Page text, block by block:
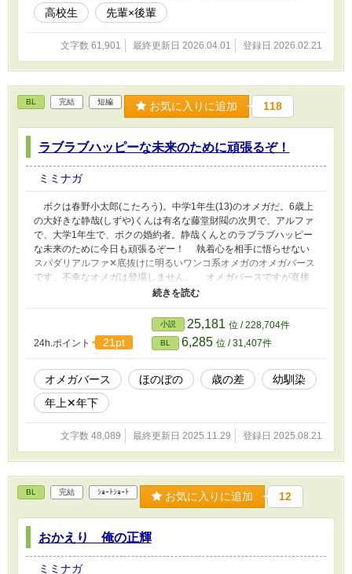
高校生
先輩×後輩
文字数 61,901 最終更新日 2026.04.01 登録日 2026.02.21
BL 完結 短編 お気に入りに追加 118
ラブラブハッピーな未来のために頑張るぞ！
ミミナガ
ボクは春野小太郎(こたろう)。中学1年生(13)のオメガだ。6歳上
の大好きな静哉(しずや)くんは有名な藤堂財閥の次男で、アルファ
で、大学1年生で、ボクの婚約者。静哉くんとのラブラブハッピー
な未来のために今日も頑張るぞー！ 執着心を相手に悟らせない
スパダリアルファ✕底抜けに明るいワンコ系オメガのオメガバース
です。不幸なオメガは登場しません。 オメガバースですが直接
的なエロはありません。間接的な表現、もしくは下ネタ程度になり
ます。
24h.ポイント 21pt
小説 25,181 位 / 228,704件
BL 6,285 位 / 31,407件
オメガバース ほのぼの 歳の差
幼馴染
年上✕年下
文字数 48,089 最終更新日 2025.11.29 登録日 2025.08.21
BL 完結 ｼｮｰﾄｼｮｰﾄ お気に入りに追加 12
おかえり 俺の正輝
ミミナガ